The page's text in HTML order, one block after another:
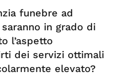
funebre ad
in grado di
l’aspetto
dei servizi ottimali
elevato?